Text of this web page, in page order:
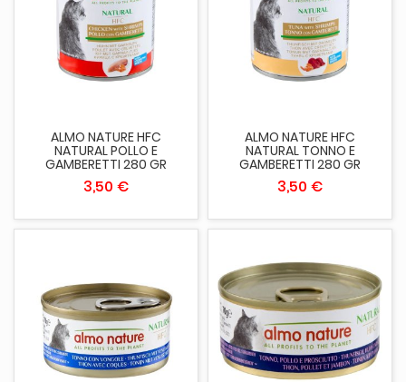
ALMO NATURE HFC
NATURAL POLLO E
GAMBERETTI 280 GR
3,50 €
ALMO NATURE HFC
NATURAL TONNO E
GAMBERETTI 280 GR
3,50 €